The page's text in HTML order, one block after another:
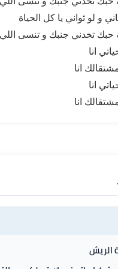
و لو ثواني يا كل الحياة
تخدني جنبك و تنسى
انا
انا
انا
انا
الريش